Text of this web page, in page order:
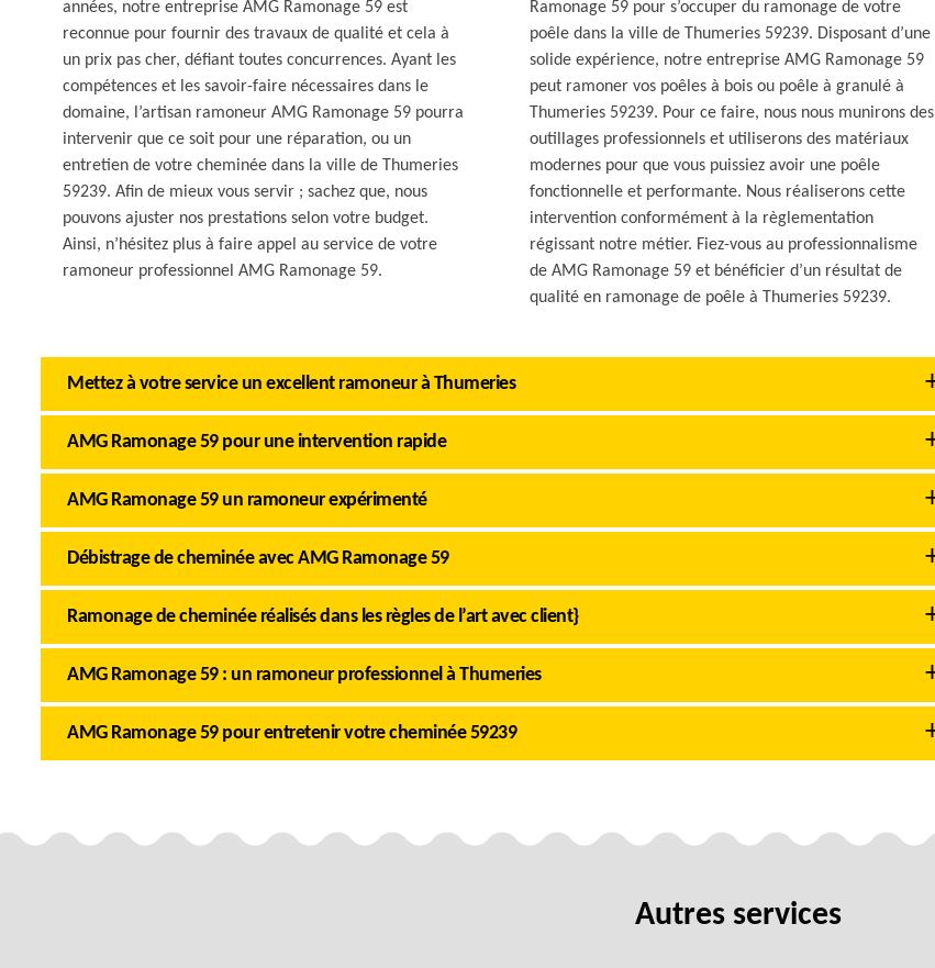
années, notre entreprise AMG Ramonage 59 est
reconnue pour fournir des travaux de qualité et cela à
un prix pas cher, défiant toutes concurrences. Ayant les
compétences et les savoir-faire nécessaires dans le
domaine, l’artisan ramoneur AMG Ramonage 59 pourra
intervenir que ce soit pour une réparation, ou un
entretien de votre cheminée dans la ville de Thumeries
59239. Afin de mieux vous servir ; sachez que, nous
pouvons ajuster nos prestations selon votre budget.
Ainsi, n’hésitez plus à faire appel au service de votre
ramoneur professionnel AMG Ramonage 59.
Ramonage 59 pour s’occuper du ramonage de votre
poêle dans la ville de Thumeries 59239. Disposant d’une
solide expérience, notre entreprise AMG Ramonage 59
peut ramoner vos poêles à bois ou poêle à granulé à
Thumeries 59239. Pour ce faire, nous nous munirons des
outillages professionnels et utiliserons des matériaux
modernes pour que vous puissiez avoir une poêle
fonctionnelle et performante. Nous réaliserons cette
intervention conformément à la règlementation
régissant notre métier. Fiez-vous au professionnalisme
de AMG Ramonage 59 et bénéficier d’un résultat de
qualité en ramonage de poêle à Thumeries 59239.
Mettez à votre service un excellent ramoneur à Thumeries
AMG Ramonage 59 pour une intervention rapide
AMG Ramonage 59 un ramoneur expérimenté
Débistrage de cheminée avec AMG Ramonage 59
Ramonage de cheminée réalisés dans les règles de l’art avec client}
AMG Ramonage 59 : un ramoneur professionnel à Thumeries
AMG Ramonage 59 pour entretenir votre cheminée 59239
Autres services